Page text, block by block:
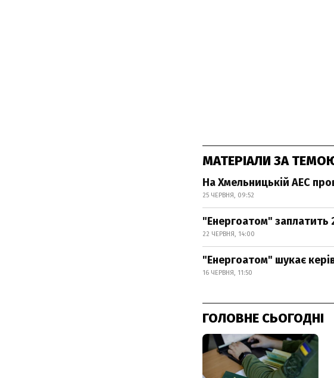
МАТЕРІАЛИ ЗА
На Хмельницькій АЕС
25 ЧЕРВНЯ, 09:52
"Енергоатом" заплатить
22 ЧЕРВНЯ, 14:00
"Енергоатом" шукає
16 ЧЕРВНЯ, 11:50
ГОЛОВНЕ СЬОГОДНІ